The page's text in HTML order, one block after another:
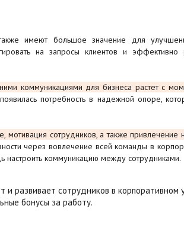
имеют большое значение для
на запросы клиентов и эффективно
коммуникациями для бизнеса растет с
потребность в надежной опоре,
мотивация сотрудников, а также привлечение
через вовлечение всей команды в
коммуникацию между сотрудниками.
и развивает сотрудников в корпоративном
бонусы за работу.